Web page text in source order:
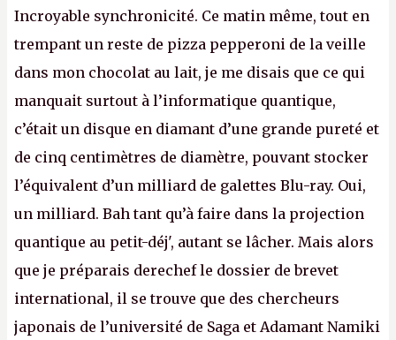
Incroyable synchronicité. Ce matin même, tout en
trempant un reste de pizza pepperoni de la veille
dans mon chocolat au lait, je me disais que ce qui
manquait surtout à l’informatique quantique,
c’était un disque en diamant d’une grande pureté et
de cinq centimètres de diamètre, pouvant stocker
l’équivalent d’un milliard de galettes Blu-ray. Oui,
un milliard. Bah tant qu’à faire dans la projection
quantique au petit-déj', autant se lâcher. Mais alors
que je préparais derechef le dossier de brevet
international, il se trouve que des chercheurs
japonais de l’université de Saga et Adamant Namiki